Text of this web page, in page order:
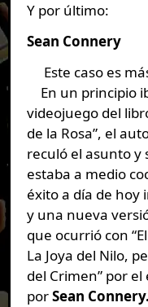
Y por último:
Sean Connery
Este caso es
En un principio
videojuego del
de la Rosa”, el
reculó el asunto y
estaba a medio
éxito a día de hoy
y una nueva
que ocurrió con
La Joya del Nilo,
del Crimen” por
porSean Connery.